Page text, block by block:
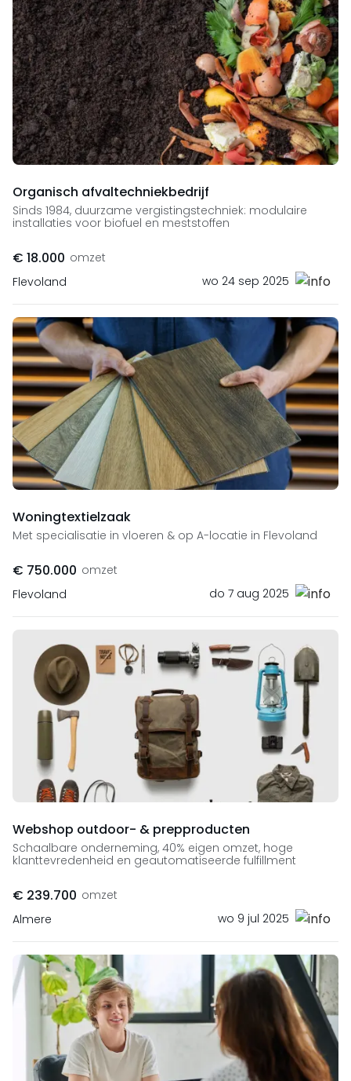
Organisch afvaltechniekbedrijf
Sinds 1984, duurzame vergistingstechniek: modulaire
installaties voor biofuel en meststoffen
€ 18.000 omzet
Flevoland
wo 24 sep 2025
Woningtextielzaak
Met specialisatie in vloeren & op A-locatie in Flevoland
€ 750.000 omzet
Flevoland
do 7 aug 2025
Webshop outdoor- & prepproducten
Schaalbare onderneming, 40% eigen omzet, hoge
klanttevredenheid en geautomatiseerde fulfillment
€ 239.700 omzet
Almere
wo 9 jul 2025